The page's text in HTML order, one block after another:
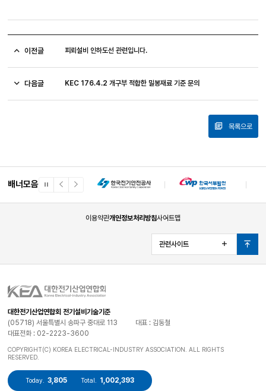
이전글 피뢰설비 인하도선 관련입니다.
다음글 KEC 176.4.2 개구부 적합한 밀봉재료 기준 문의
목록으로
배너모음
일
이
다
이용약관개인정보처리방침사이트맵
관련사이트
열
기
맨
위
로
대한전기산업연합회 전기설비기술기준
(05718) 서울특별시 송파구 중대로 113
대표 : 김동철
대표전화 : 02-2223-3600
COPYRIGHT(C) KOREA ELECTRICAL-INDUSTRY ASSOCIATION. ALL RIGHTS
RESERVED.
Today. 3,805 Total. 1,002,393